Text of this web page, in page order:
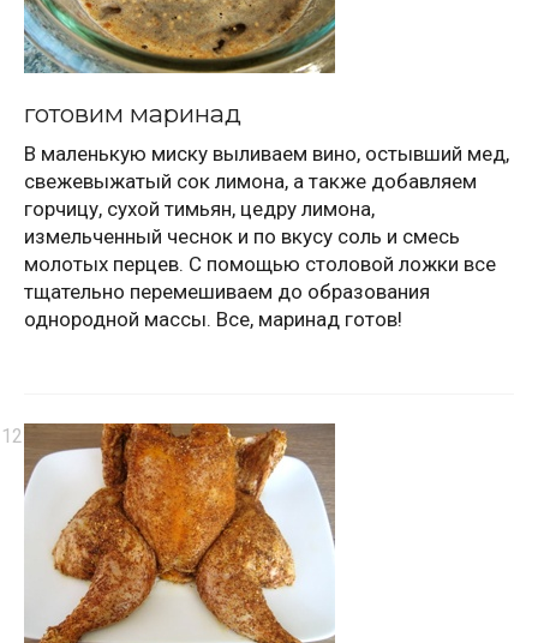
готовим маринад
В маленькую миску выливаем вино, остывший мед,
свежевыжатый сок лимона, а также добавляем
горчицу, сухой тимьян, цедру лимона,
измельченный чеснок и по вкусу соль и смесь
молотых перцев. С помощью столовой ложки все
тщательно перемешиваем до образования
однородной массы. Все, маринад готов!